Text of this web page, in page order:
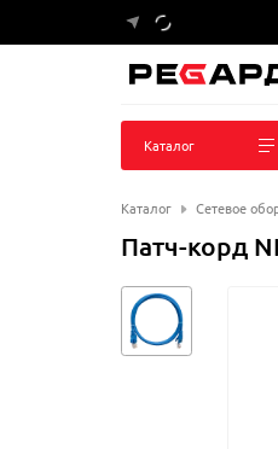
Каталог
Каталог Сетевое
Патч-корд